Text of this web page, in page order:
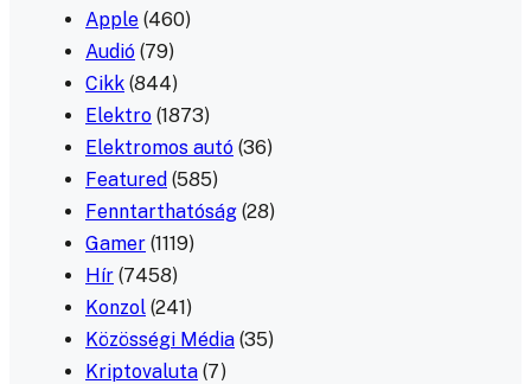
Apple (460)
Audió (79)
Cikk (844)
Elektro (1873)
Elektromos autó (36)
Featured (585)
Fenntarthatóság (28)
Gamer (1119)
Hír (7458)
Konzol (241)
Közösségi Média (35)
Kriptovaluta (7)